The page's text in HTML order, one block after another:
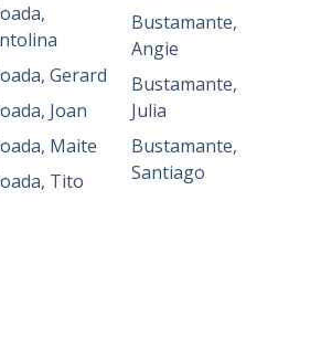
Gerard
Joan
Maite
Tito
Bustamante,
Angie
Bustamante,
Julia
Bustamante,
Santiago